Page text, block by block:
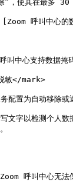
，使其在最多
整 [Zoom 呼
中心支持数据掩
</mark>
配置为自动移除
写文字以检测个
呼叫中心无